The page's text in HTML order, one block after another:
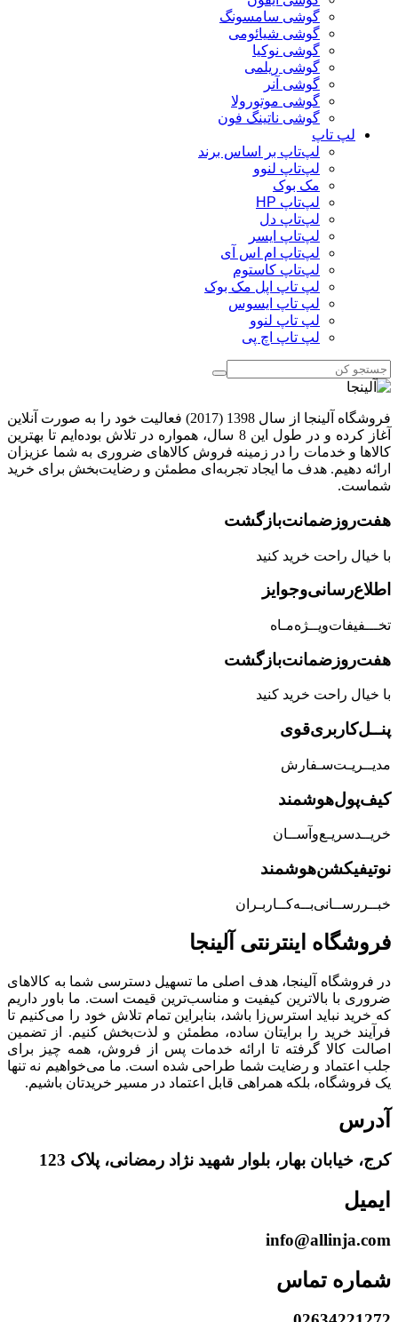
گوشی سامسونگ
گوشی شیائومی
گوشی نوکیا
گوشی ریلمی
گوشی آنر
گوشی موتورولا
گوشی ناتینگ فون
لپ تاپ
لپ‌تاپ بر اساس برند
لپ‌تاپ لنوو
مک بوک
لپ‌تاپ HP
لپ‌تاپ دل
لپ‌تاپ ایسر
لپ‌تاپ ام اس آی
لپ‌تاپ کاستوم
لپ تاپ اپل مک بوک
لپ تاپ ایسوس
لپ تاپ لنوو
لپ تاپ اچ پی
فروشگاه آلینجا از سال 1398 (2017) فعالیت خود را به صورت آنلاین
آغاز کرده و در طول این 8 سال، همواره در تلاش بوده‌ایم تا بهترین
کالاها و خدمات را در زمینه فروش کالاهای ضروری به شما عزیزان
ارائه دهیم. هدف ما ایجاد تجربه‌ای مطمئن و رضایت‌بخش برای خرید
شماست.
هفت‌روز‌ضمانت‌بازگشت
با خیال راحت خرید کنید
اطلاع‌رسانی‌و‌جوایز
تخـــفیفات‌ویــژه‌مـاه
هفت‌روز‌ضمانت‌بازگشت
با خیال راحت خرید کنید
پنــل‌کاربری‌قوی
مدیــریـت‌سـفارش
کیف‌پول‌هوشمند
خریــد‌سریـع‌و‌آســان
نوتیفیکشن‌هوشمند
خبــررســانی‌بــه‌کــاربـران
فروشگاه‌ اینترنتی‌ آلینجا
در فروشگاه آلینجا، هدف اصلی ما تسهیل دسترسی شما به کالاهای
ضروری با بالاترین کیفیت و مناسب‌ترین قیمت است. ما باور داریم
که خرید نباید استرس‌زا باشد، بنابراین تمام تلاش خود را می‌کنیم تا
فرآیند خرید را برایتان ساده، مطمئن و لذت‌بخش کنیم. از تضمین
اصالت کالا گرفته تا ارائه خدمات پس از فروش، همه چیز برای
جلب اعتماد و رضایت شما طراحی شده است. ما می‌خواهیم نه تنها
یک فروشگاه، بلکه همراهی قابل اعتماد در مسیر خریدتان باشیم.
آدرس
کرج، خیابان بهار، بلوار شهید نژاد رمضانی، پلاک 123
ایمیل
info@allinja.com
شماره تماس